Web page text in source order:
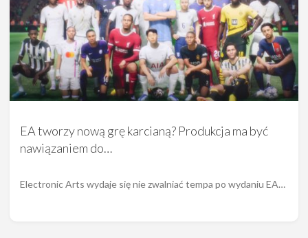
EA tworzy nową grę karcianą? Produkcja ma być
nawiązaniem do…
Electronic Arts wydaje się nie zwalniać tempa po wydaniu EA…